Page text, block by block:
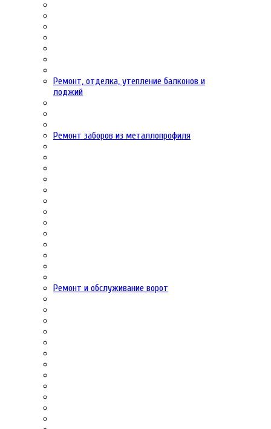
Ремонт, отделка, утепление балконов и
лоджий
Ремонт заборов из металлопрофиля
Ремонт и обслуживание ворот